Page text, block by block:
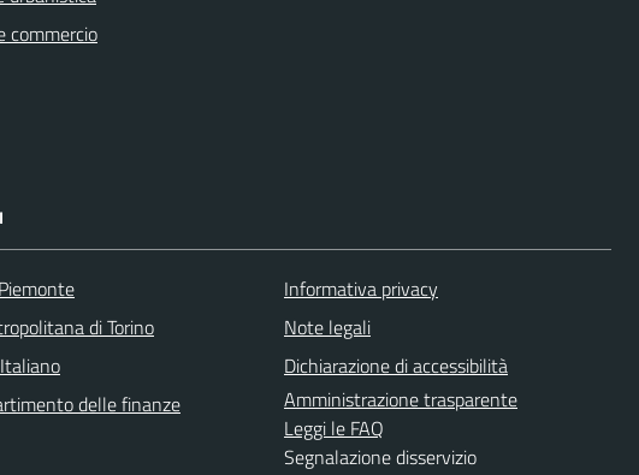
commercio
di Torino
delle finanze
Informativa privacy
Note legali
Dichiarazione di accessibilità
Amministrazione trasparente
Leggi le FAQ
Segnalazione disservizio